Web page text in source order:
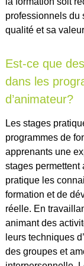
professionnels du
qualité et sa
Est-ce que
dans les
d’animateur?
Les stages
programmes de
apprenants une
stages permettent
pratique les
formation et de
réelle. En
animant des
leurs techniques
des groupes et